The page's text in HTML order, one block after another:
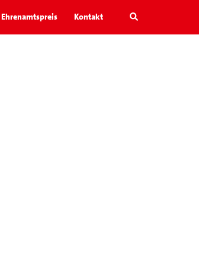
Ehrenamtspreis Kontakt Search